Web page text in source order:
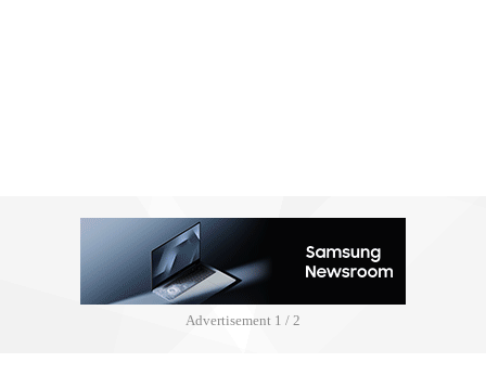
Advertisement 2 / 2